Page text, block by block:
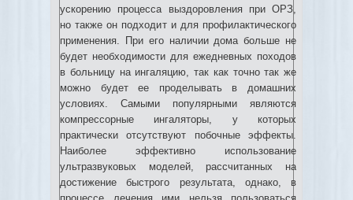
ускорению процесса выздоровления при ОРЗ,
но также он подходит и для профилактического
применения. При его наличии дома больше не
будет необходимости для ежедневных походов
в больницу на ингаляцию, так как точно так же
можно будет ее проделывать в домашних
условиях. Самыми популярными являются
компрессорные ингаляторы, у которых
практически отсутствуют побочные эффекты.
Наиболее эффективно использование
ультразвуковых моделей, рассчитанных на
достижение быстрого результата, однако, в